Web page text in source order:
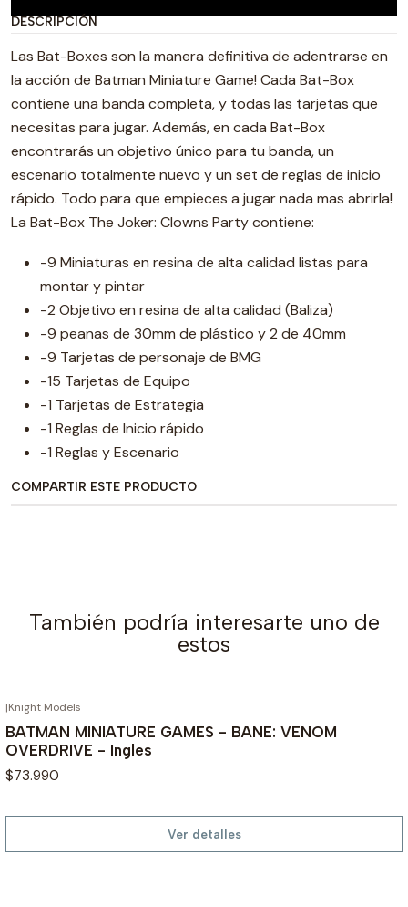
DESCRIPCIÓN
Las Bat-Boxes son la manera definitiva de adentrarse en
la acción de Batman Miniature Game! Cada Bat-Box
contiene una banda completa, y todas las tarjetas que
necesitas para jugar. Además, en cada Bat-Box
encontrarás un objetivo único para tu banda, un
escenario totalmente nuevo y un set de reglas de inicio
rápido. Todo para que empieces a jugar nada mas abrirla!
La Bat-Box The Joker: Clowns Party contiene:
-9 Miniaturas en resina de alta calidad listas para
montar y pintar
-2 Objetivo en resina de alta calidad (Baliza)
-9 peanas de 30mm de plástico y 2 de 40mm
-9 Tarjetas de personaje de BMG
-15 Tarjetas de Equipo
-1 Tarjetas de Estrategia
-1 Reglas de Inicio rápido
-1 Reglas y Escenario
COMPARTIR ESTE PRODUCTO
También podría interesarte uno de
estos
|Knight Models
BATMAN MINIATURE GAMES - BANE: VENOM
OVERDRIVE - Ingles
$73.990
Ver detalles